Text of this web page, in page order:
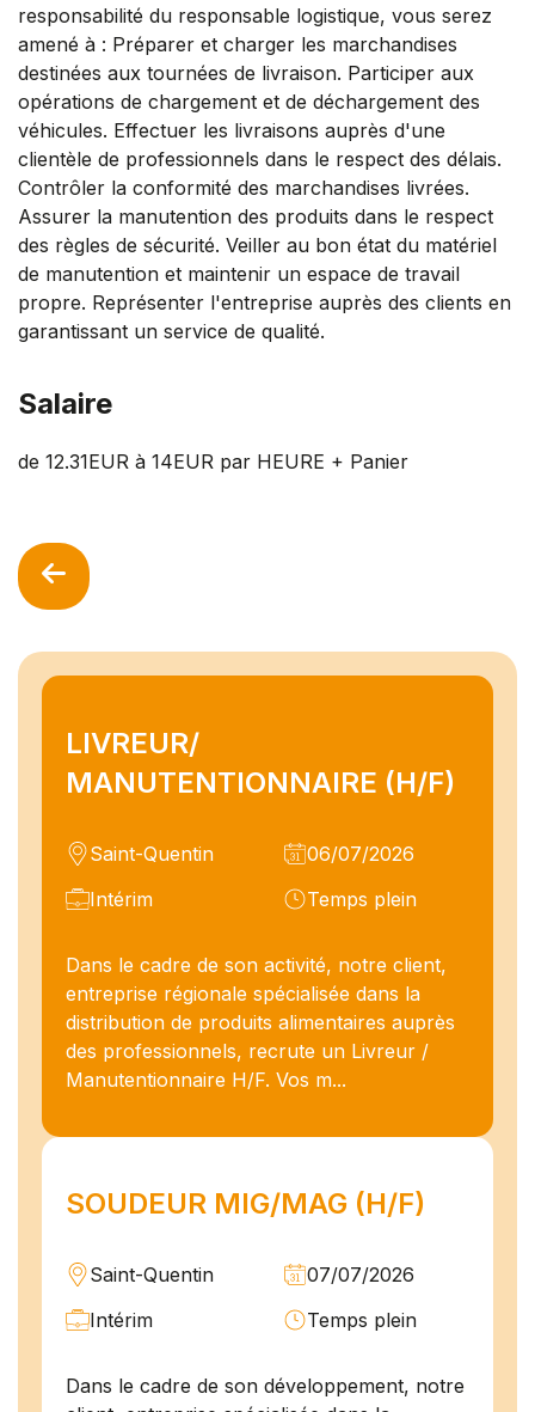
LIVREUR/
MANUTENTIONNAIRE (H/F)
Saint-Quentin
06/07/2026
Intérim
Temps plein
Dans le cadre de son activité, notre client,
entreprise régionale spécialisée dans la
distribution de produits alimentaires auprès
des professionnels, recrute un Livreur /
Manutentionnaire H/F. Vos m...
SOUDEUR MIG/MAG (H/F)
Saint-Quentin
07/07/2026
Intérim
Temps plein
Dans le cadre de son développement, notre
responsabilité du responsable logistique, vous serez
amené à : Préparer et charger les marchandises
destinées aux tournées de livraison. Participer aux
opérations de chargement et de déchargement des
véhicules. Effectuer les livraisons auprès d'une
clientèle de professionnels dans le respect des délais.
Contrôler la conformité des marchandises livrées.
Assurer la manutention des produits dans le respect
des règles de sécurité. Veiller au bon état du matériel
de manutention et maintenir un espace de travail
propre. Représenter l'entreprise auprès des clients en
garantissant un service de qualité.
Salaire
de 12.31EUR à 14EUR par HEURE + Panier